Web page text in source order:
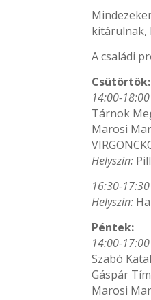
kitárulnak,
A családi
Csütörtök:
14:00-18:00
Tárnok
Marosi
Helyszín:
16:30-17:30
Helyszín:
Péntek:
14:00-17:00
Szabó
Gáspár
Marosi